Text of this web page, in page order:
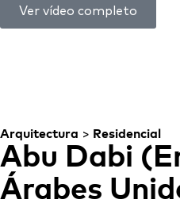
Ver vídeo completo
Arquitectura > Residencial
Abu Dabi
Árabes